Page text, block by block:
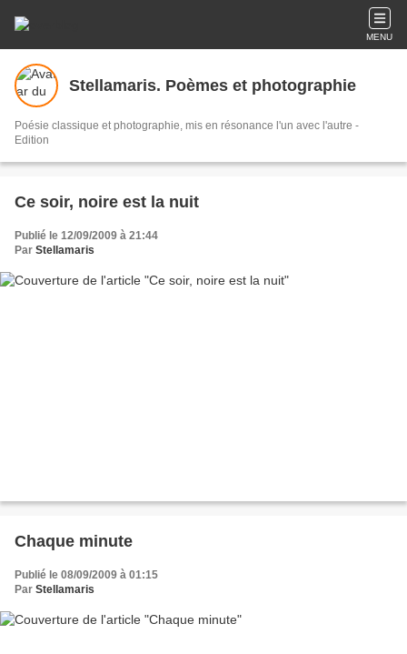
MENU
Stellamaris. Poèmes et photographie
Poésie classique et photographie, mis en résonance l'un avec l'autre -
Edition
Ce soir, noire est la nuit
Publié le 12/09/2009 à 21:44
Par Stellamaris
Chaque minute
Publié le 08/09/2009 à 01:15
Par Stellamaris